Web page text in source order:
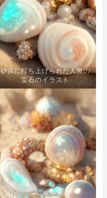
砂浜に打ち上げられた人魚の
宝石のイラスト